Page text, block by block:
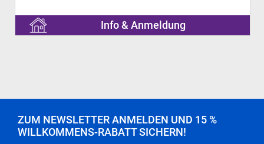
Info & Anmeldung
ZUM NEWSLETTER ANMELDEN UND 15 %
WILLKOMMENS-RABATT SICHERN!